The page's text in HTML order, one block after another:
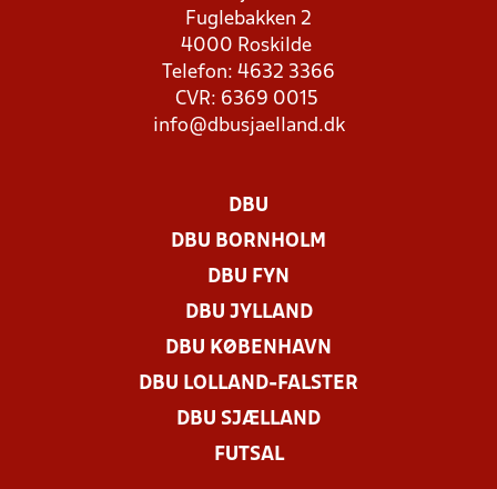
Fuglebakken 2
4000 Roskilde
Telefon: 4632 3366
CVR: 6369 0015
info@dbusjaelland.dk
DBU
DBU BORNHOLM
DBU FYN
DBU JYLLAND
DBU KØBENHAVN
DBU LOLLAND-FALSTER
DBU SJÆLLAND
FUTSAL